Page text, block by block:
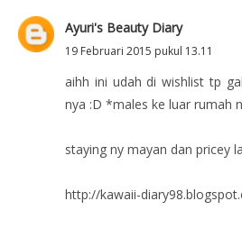
Ayuri's Beauty Diary
19 Februari 2015 pukul 13.11
aihh ini udah di wishlist tp
nya :D *males ke luar rumah
staying ny mayan dan pricey
http://kawaii-